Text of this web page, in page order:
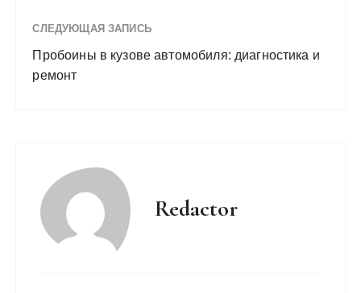
СЛЕДУЮЩАЯ ЗАПИСЬ
Пробоины в кузове автомобиля: диагностика и
ремонт
Redactor